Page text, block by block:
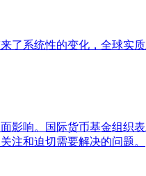
了系统性的变化，全球实
影响。国际货币基金组织
注和迫切需要解决的问题。